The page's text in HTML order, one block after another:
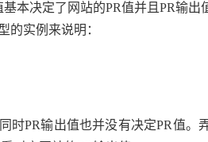
本决定了网站的PR值并且PR输
的实例来说明：
PR输出值也并没有决定PR值。